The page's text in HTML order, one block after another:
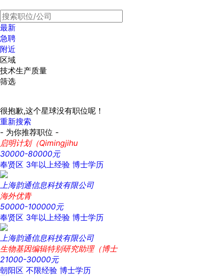
最新
急聘
附近
区域
技术生产质量
筛选
很抱歉,这个星球没有职位呢！
重新搜索
- 为你推荐职位 -
启明计划（Qimingjihu
30000-80000元
奉贤区 3年以上经验 博士学历
上海韵通信息科技有限公司
海外优青
50000-100000元
奉贤区 3年以上经验 博士学历
上海韵通信息科技有限公司
生物基因编辑特别研究助理（博士
21000-30000元
朝阳区 不限经验 博士学历